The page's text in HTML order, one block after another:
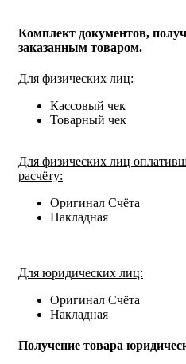
Комплект документов,
заказанным товаром.
Для физических лиц:
Кассовый чек
Товарный чек
Для физических лиц
расчёту:
Оригинал Счёта
Накладная
Для юридических лиц:
Оригинал Счёта
Накладная
Получение товара